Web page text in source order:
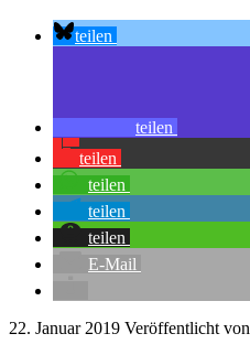
teilen
teilen
teilen
teilen
teilen
teilen
E-Mail
22. Januar 2019 Veröffentlicht von